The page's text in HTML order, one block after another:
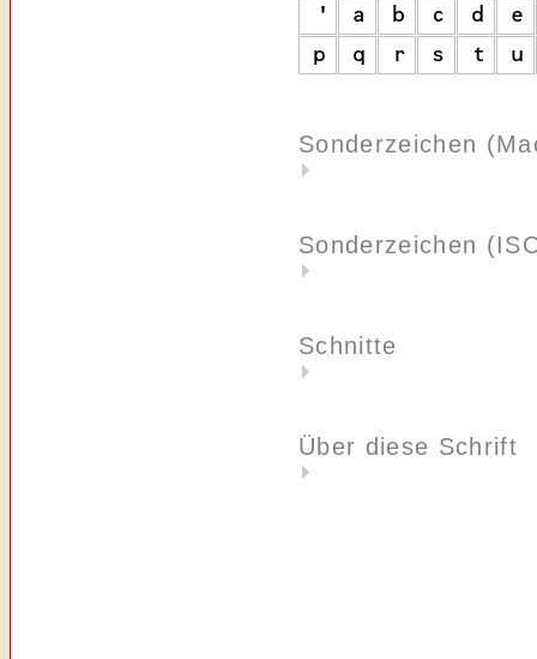
Sonderzeichen
Sonderzeichen
Schnitte
Über diese Schrift